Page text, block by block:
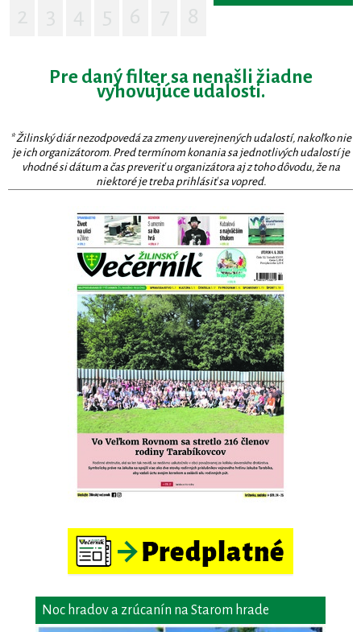
Pre daný filter sa nenašli žiadne
vyhovujúce udalosti.
* Žilinský diár nezodpovedá za zmeny uverejnených udalostí, nakoľko nie
je ich organizátorom. Pred termínom konania sa jednotlivých udalostí je
vhodné si dátum a čas preveriť u organizátora aj z toho dôvodu, že na
niektoré je treba prihlásiť sa vopred.
Noc hradov a zrúcanín na Starom hrade